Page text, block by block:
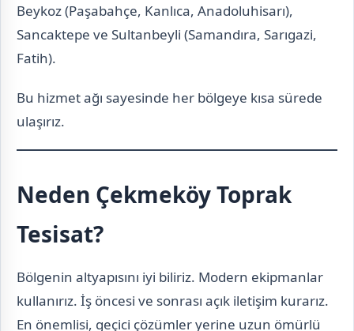
Beykoz (Paşabahçe, Kanlıca, Anadoluhisarı),
Sancaktepe ve Sultanbeyli (Samandıra, Sarıgazi,
Fatih).
Bu hizmet ağı sayesinde her bölgeye kısa sürede
ulaşırız.
Neden Çekmeköy Toprak
Tesisat?
Bölgenin altyapısını iyi biliriz. Modern ekipmanlar
kullanırız. İş öncesi ve sonrası açık iletişim kurarız.
En önemlisi, geçici çözümler yerine uzun ömürlü